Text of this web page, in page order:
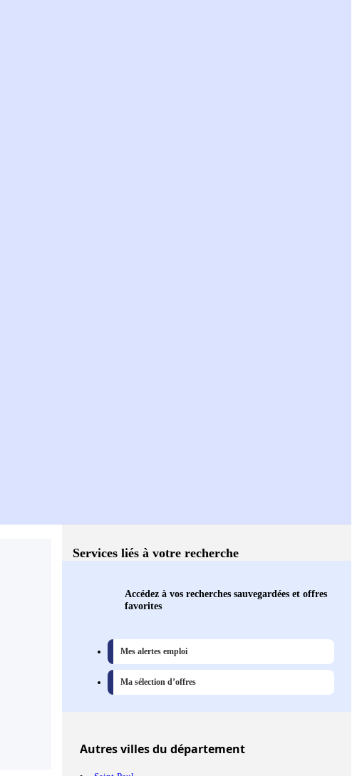
Services liés à votre recherche
Accédez à vos recherches sauvegardées et offres
favorites
Mes alertes emploi
Ma sélection d’offres
Autresvillesdu département